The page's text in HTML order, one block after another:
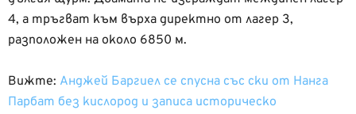
4, а тръгват към върха директно от лагер 3,
разположен на около 6850 м.
Вижте: Анджей Баргиел се спусна със ски от Нанга
Парбат без кислород и записа историческо